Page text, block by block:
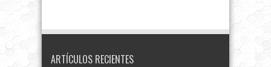
ARTÍCULOS RECIENTES